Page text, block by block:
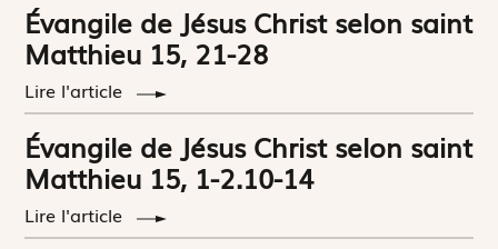
Évangile de Jésus Christ selon saint
Matthieu 15, 21-28
Lire l'article
Évangile de Jésus Christ selon saint
Matthieu 15, 1-2.10-14
Lire l'article